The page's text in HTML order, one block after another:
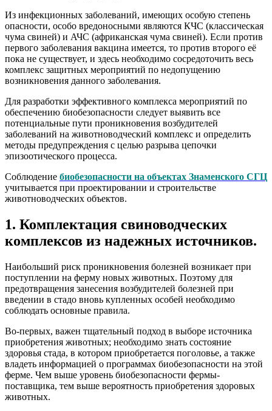
Из инфекционных заболеваний, имеющих особую степень
опасности, особо вредоносными являются КЧС (классическая
чума свиней) и АЧС (африканская чума свиней). Если против
первого заболевания вакцина имеется, то против второго её
пока не существует, и здесь необходимо сосредоточить весь
комплекс защитных мероприятий по недопущению
возникновения данного заболевания.
Для разработки эффективного комплекса мероприятий по
обеспечению биобезопасности следует выявить все
потенциальные пути проникновения возбудителей
заболеваний на животноводческий комплекс и определить
методы предупреждения с целью разрыва цепочки
эпизоотического процесса.
Соблюдение биобезопасности на объектах Знаменского СГЦ
учитывается при проектировании и строительстве
животноводческих объектов.
1. Комплектация свиноводческих
комплексов из надежных источников.
Наибольший риск проникновения болезней возникает при
поступлении на ферму новых животных. Поэтому для
предотвращения занесения возбудителей болезней при
введении в стадо вновь купленных особей необходимо
соблюдать основные правила.
Во-первых, важен тщательный подход в выборе источника
приобретения животных; необходимо знать состояние
здоровья стада, в котором приобретается поголовье, а также
владеть информацией о программах биобезопасности на этой
ферме. Чем выше уровень биобезопасности фермы-
поставщика, тем выше вероятность приобретения здоровых
животных.